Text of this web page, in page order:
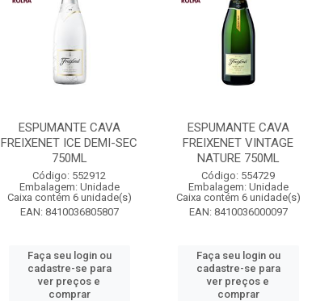
ESPUMANTE CAVA
FREIXENET ICE DEMI-SEC
750ML
Código: 552912
Embalagem: Unidade
Caixa contém 6 unidade(s)
EAN: 8410036805807
Faça seu login ou
cadastre-se para
ver preços e
comprar
ESPUMANTE CAVA
FREIXENET VINTAGE
NATURE 750ML
Código: 554729
Embalagem: Unidade
Caixa contém 6 unidade(s)
EAN: 8410036000097
Faça seu login ou
cadastre-se para
ver preços e
comprar